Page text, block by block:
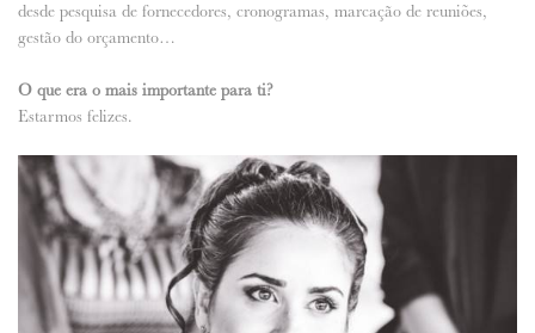
desde pesquisa de fornecedores, cronogramas, marcação de reuniões,
gestão do orçamento…
O que era o mais importante para ti?
Estarmos felizes.